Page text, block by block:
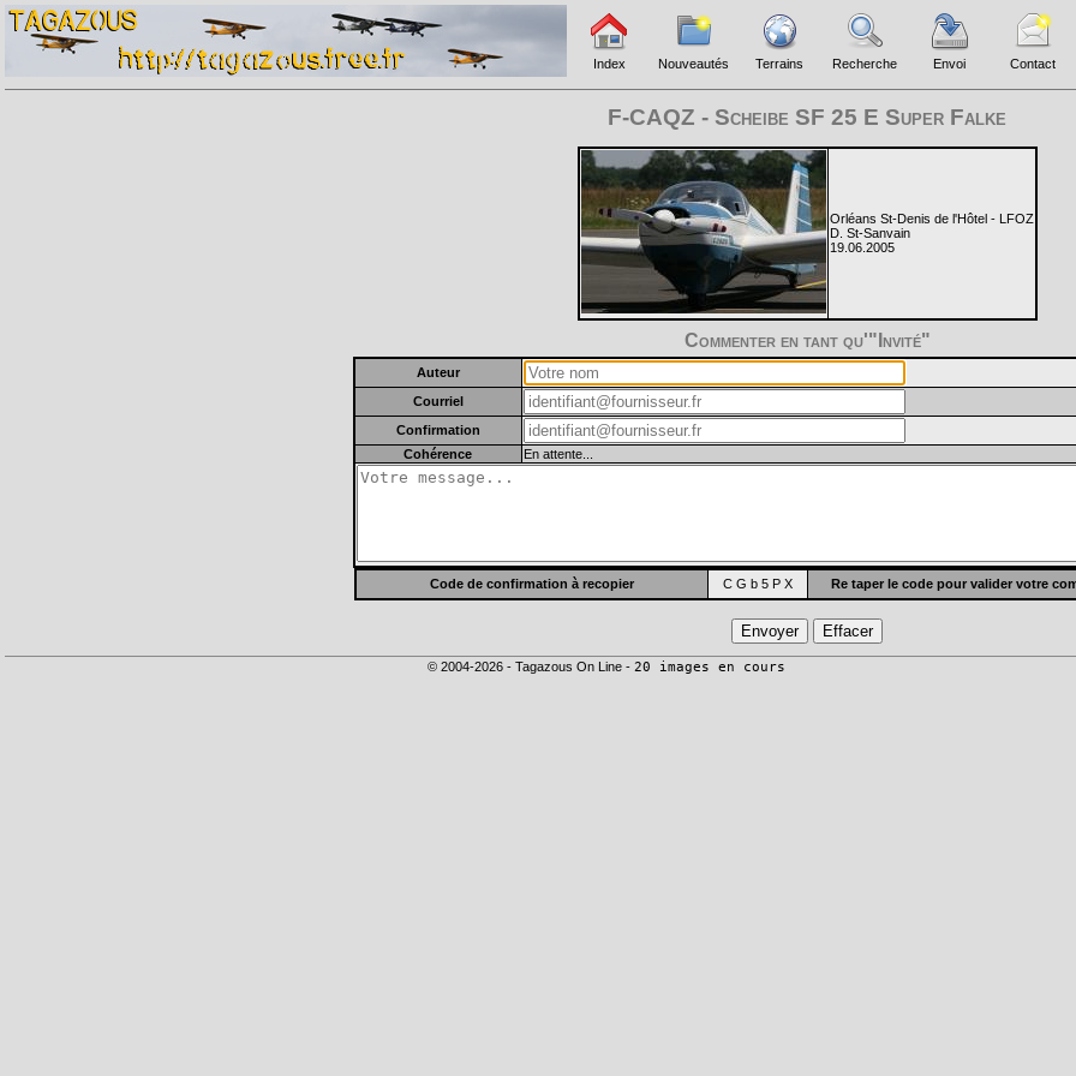
Index Nouveautés Terrains Recherche Envoi Contact
F-CAQZ - Scheibe SF 25 E Super Falke
Orléans St-Denis de l'Hôtel - LFOZ
D. St-Sanvain
19.06.2005
Commenter en tant qu'"Invité"
Auteur
Courriel
Confirmation
Cohérence
En attente...
Code de confirmation à recopier C G b 5 P X Re taper le code pour valider votre
© 2004-2026 - Tagazous On Line - 20 images en cours